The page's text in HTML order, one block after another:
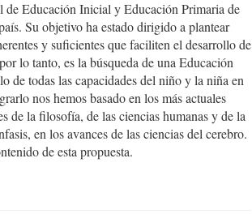
de Educación Inicial y Educación Primaria de
Su objetivo ha estado dirigido a plantear
y suficientes que faciliten el desarrollo de
lo tanto, es la búsqueda de una Educación
de todas las capacidades del niño y la niña en
nos hemos basado en los más actuales
de la filosofía, de las ciencias humanas y de la
en los avances de las ciencias del cerebro.
de esta propuesta.